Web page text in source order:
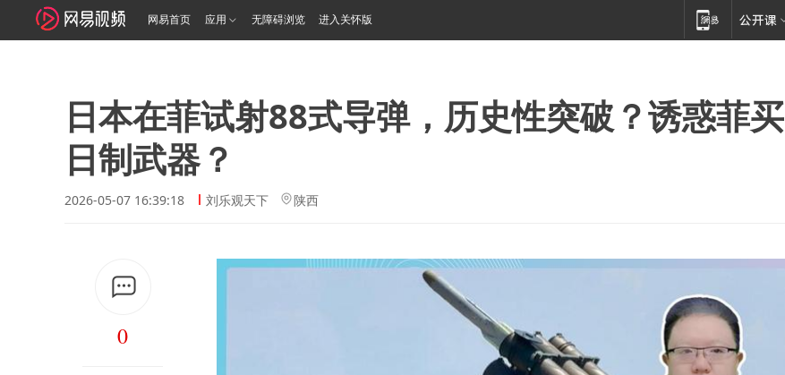
网易首页 应用 无障碍浏览 进入关怀版
日本在菲试射88式导弹，历史性突破？诱惑菲买
日制武器？
2026-05-07 16:39:18 刘乐观天下 陕西
0